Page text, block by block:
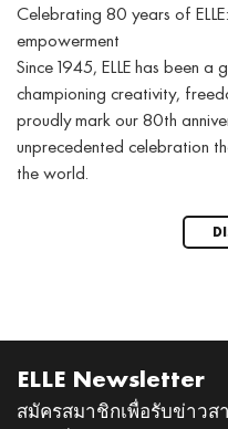
Celebrating 80 years of
empowerment
Since 1945, ELLE has been
championing creativity,
proudly mark our 80th
unprecedented celebration
the world.
ELLE Newsletter
สมัครสมาชิกเพื่อรับข่าวสา